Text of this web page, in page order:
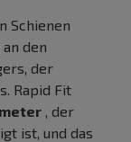
Schienen
den
der
Rapid Fit
, der
ist, und das